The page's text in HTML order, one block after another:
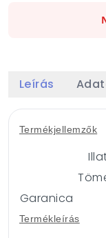
Leírás
Termékjellemzők
Garanica
Termékleírás